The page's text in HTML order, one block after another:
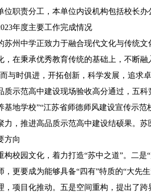
责分工，本单位内设机构包括校长办
年度主要工作完成情况
中学正致力于融合现代文化与传统文
，在秉承优秀教育传统的基础上，不断
与时俱进，开拓创新，科学发展，追求卓
范高中建设现场验收高分通过，五科
基地学校”“江苏省师德师风建设宣传示范
推进高品质示范高中建设结硕果。苏
方向
园文化，着力打造“苏中之道”。二是“
，更要成为能够具备“四有”特质的“大先
，项目化推动。五是空间重构，提出了